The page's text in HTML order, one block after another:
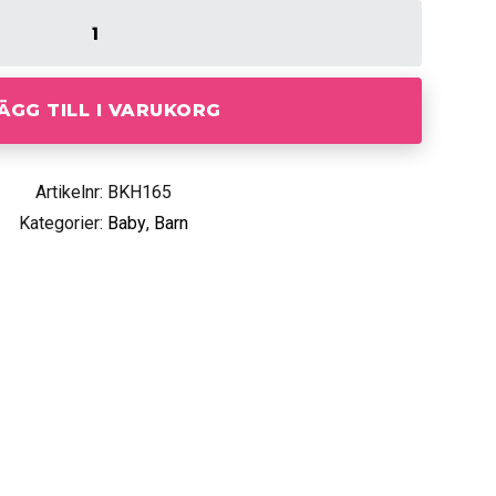
TILL I VARUKORG
Artikelnr: BKH165
Kategorier: Baby, Barn